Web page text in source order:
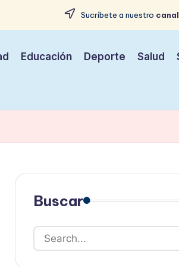
Sucríbete a nuestro
Educación Deporte Salud
Buscar